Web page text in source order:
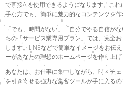
で直接AIを使用できるようになります。こ
手な方でも、簡単に魅力的なコンテンツを作
「でも、時間がない」「自分でやる自信が
ちの「サービス業専用プラン」では、完全
します。LINEなどで簡単なイメージをお伝
ーがあなたの理想のホームページを作り上げ
あなたは、お仕事に集中しながら、時々チ
を引き寄せる強力な集客ツールが手に入るの